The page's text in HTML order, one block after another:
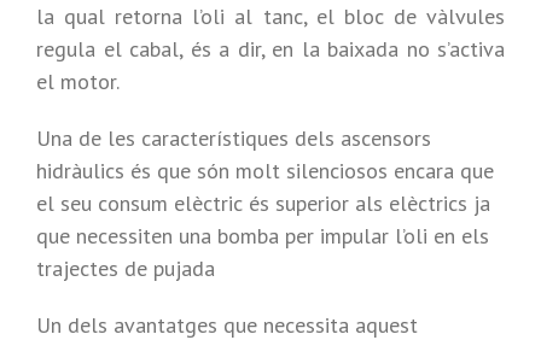
la qual retorna l’oli al tanc, el bloc de vàlvules
regula el cabal, és a dir, en la baixada no s’activa
el motor.
Una de les característiques dels ascensors
hidràulics és que són molt silenciosos encara que
el seu consum elèctric és superior als elèctrics ja
que necessiten una bomba per impular l’oli en els
trajectes de pujada
Un dels avantatges que necessita aquest